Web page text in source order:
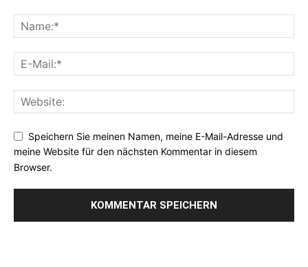
Speichern Sie meinen Namen, meine E-Mail-Adresse und
meine Website für den nächsten Kommentar in diesem
Browser.